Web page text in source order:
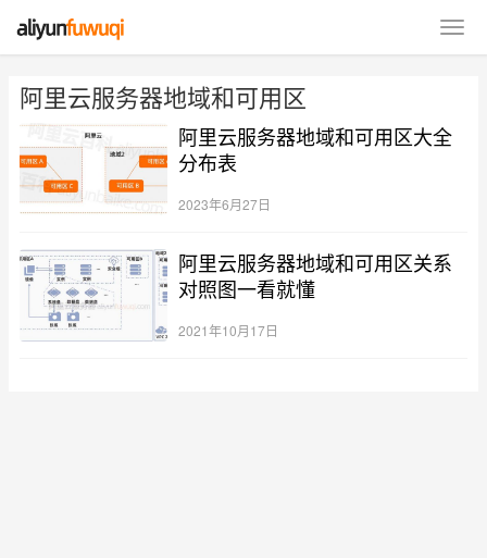
阿里云服务器地域和可用区
阿里云服务器地域和可用区大全
分布表
2023年6月27日
阿里云服务器地域和可用区关系
对照图一看就懂
2021年10月17日